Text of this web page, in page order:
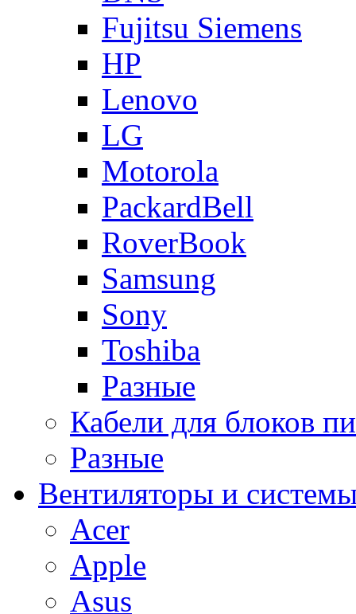
Fujitsu Siemens
HP
Lenovo
LG
Motorola
PackardBell
RoverBook
Samsung
Sony
Toshiba
Разные
Кабели для блоков
Разные
Вентиляторы и
Acer
Apple
Asus